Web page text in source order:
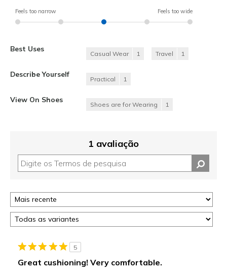
Feels too narrow Feels too wide
Best Uses
Casual Wear 1 Travel 1
Describe Yourself
Practical 1
View On Shoes
Shoes are for Wearing 1
1 avaliação
5
Great cushioning! Very comfortable.